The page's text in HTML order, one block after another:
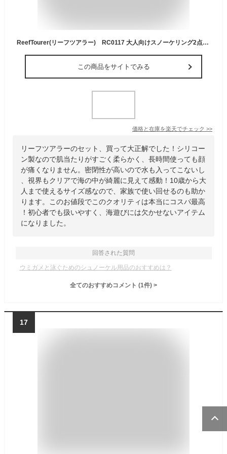
ReefTourer(リーフツアラー) RC0117 大人向けスノーケリング2点セット 水中ゴーグル スノーケル＆マスク シリコーン製 2点セット シュノーケリング セット 水中メガネ シュノーケル 10歳から大人向け 男女兼用 メンズ レディス 子供から大人
この商品をサイトでみる
価格と在庫を楽天でチェック >>
リーフツアラーのセット、買って大正解でした！シリコー
ン製なので肌当たりがすごく柔らかく、長時間使っても顔
が痛くなりません。密閉性が高いので水も入ってこないし
、視界もクリアで海の中が綺麗に見えて感動！10歳から大
人まで使えるサイズ感なので、家族で使い回せるのも助か
ります。このお値段でこのクオリティは本当にコスパ最高
！初心者でも扱いやすく、海遊びには欠かせないアイテム
になりました。
回答された質問
ウミガメと泳ぐためのシュノーケル用品のおすすめは？
全てのおすすめコメント (1件) >
17